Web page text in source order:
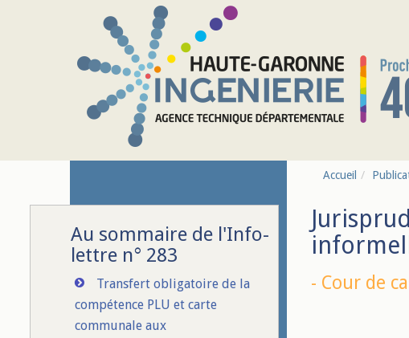
Au sommaire de l'Info-
lettre n° 283
Transfert obligatoire de la
compétence PLU et carte
communale aux
Accueil
- Cour de